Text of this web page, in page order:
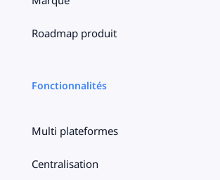
Roadmap produit
Fonctionnalités
Multi plateformes
Centralisation